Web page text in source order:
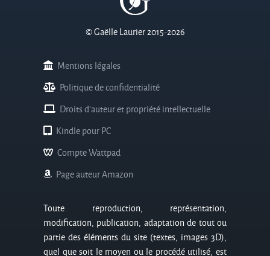
© Gaëlle Laurier 2015-2026
Mentions légales
Politique de confidentialité
Droits d'auteur et propriété intellectuelle
Kindle pour PC
Compte Wattpad
Page auteur Amazon
Toute reproduction, représentation,
modification, publication, adaptation de tout ou
partie des éléments du site (textes, images 3D),
quel que soit le moyen ou le procédé utilisé, est